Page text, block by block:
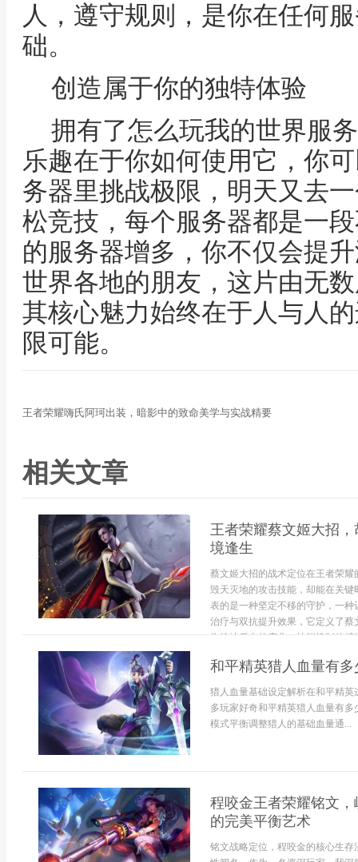
人，遵守规则，是你在任何
础。
创造属于你的独特体验
拥有了怎么玩我的世界服
乐趣在于你如何使用它，你
务器里挑战极限，明天又去
松竞技，每个服务器都是一
的服务器增多，你不仅会提
世界各地的朋友，这片由无
其核心魅力始终在于人与人
限可能。
王者荣耀嗨氏阿珂出装，暗影中的致命美学与实战精要
相关文章
王者荣耀蔡文姬大招
境逢生
蔡文姬大招的战术定位在王者荣
毁天灭地的攻击技能，却能在关
表的是一种坚定不移的守护，一
治疗与双抗提升效果，它定义了
为绝地反击的序曲。技能机制的精
和平精英猎人血量有
猎人血量基础设定解析在和平精
多玩家好奇和平精英猎人血量有
模式平衡调整猎人的基础血量通...
程咬金王者荣耀铭文
的完美平衡艺术
铭文战略定位，程咬金的核心生